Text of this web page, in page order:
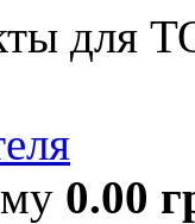
для
0.00